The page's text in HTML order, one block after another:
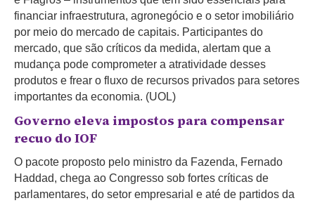
financiar infraestrutura, agronegócio e o setor imobiliário
por meio do mercado de capitais. Participantes do
mercado, que são críticos da medida, alertam que a
mudança pode comprometer a atratividade desses
produtos e frear o fluxo de recursos privados para setores
importantes da economia. (UOL)
Governo eleva impostos para compensar
recuo do IOF
O pacote proposto pelo ministro da Fazenda, Fernado
Haddad, chega ao Congresso sob fortes críticas de
parlamentares, do setor empresarial e até de partidos da